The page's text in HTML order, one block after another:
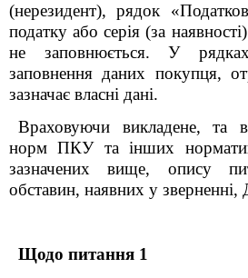
(нерезидент), рядок
податку або серія (за
не заповнюється. У
заповнення даних покупця,
зазначає власні дані.
Враховуючи викладене, та
норм ПКУ та інших
зазначених вище, опису
обставин, наявних у
Щодо питання 1